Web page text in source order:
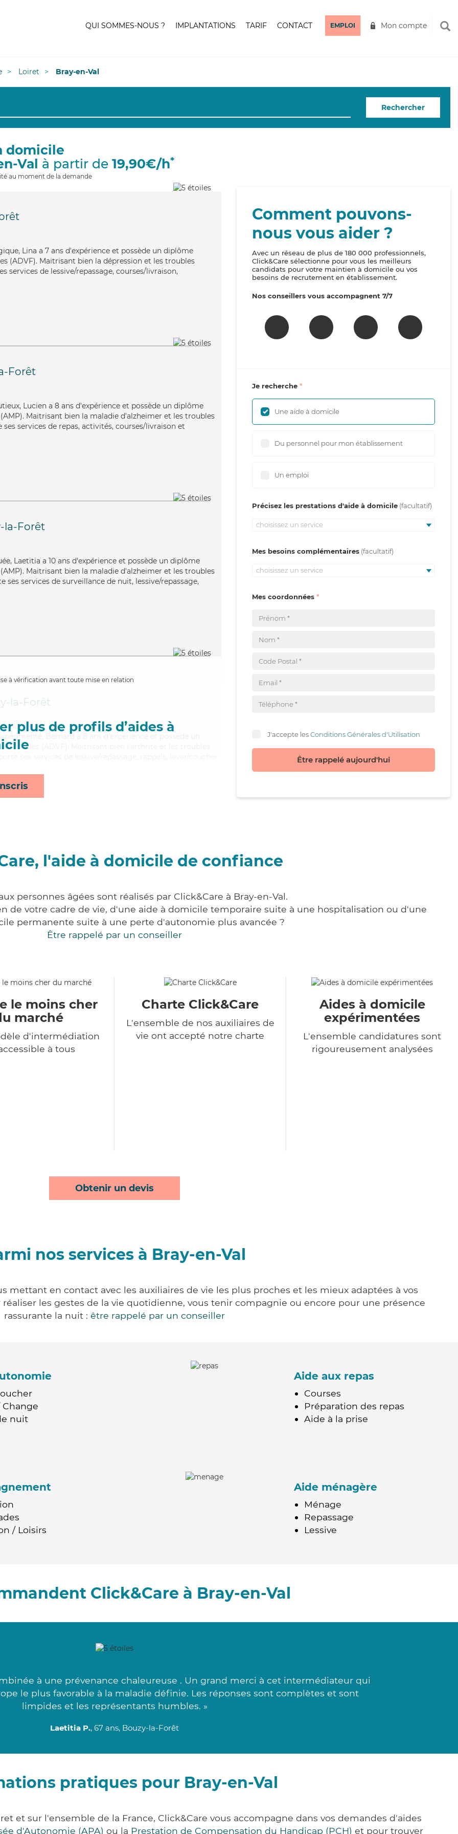
QUI SOMMES-NOUS ? IMPLANTATIONS TARIF CONTACT EMPLOI Mon compte
Loiret Bray-en-Val
Rechercher
domicile
Val à partir de 19,90€/h*
au moment de la demande
Lina a 7 ans d'expérience et possède un diplôme
(ADVF). Maitrisant bien la dépression et les troubles
services de lessive/repassage, courses/livraison,
Forêt
Lucien a 8 ans d'expérience et possède un diplôme
Maitrisant bien la maladie d'alzheimer et les troubles
services de repas, activités, courses/livraison et
la-Forêt
Laetitia a 10 ans d'expérience et possède un diplôme
Maitrisant bien la maladie d'alzheimer et les troubles
ses services de surveillance de nuit, lessive/repassage,
à vérification avant toute mise en relation
plus de profils d’aides à
la-Forêt
Bernard a 8 ans d'expérience et possède un
Familles (ADVF). Maitrisant bien l'arthrite et les troubles
Comment pouvons-
nous vous aider ?
Avec un réseau de plus de 180 000 professionnels,
Click&Care sélectionne pour vous les meilleurs
candidats pour votre maintien à domicile ou vos
besoins de recrutement en établissement.
Nos conseillers vous accompagnent 7/7
Je recherche
Une aide à domicile
Du personnel pour mon établissement
Un emploi
Précisez les prestations d'aide à domicile
choisissez un service
Mes besoins complémentaires
choisissez un service
Mes coordonnées
J'accepte lesConditions Générales d'Utilisation
Être rappelé aujourd'hui
l'aide à domicile de confiance
personnes âgées sont réalisés par Click&Care à Bray-en-Val.
de votre cadre de vie, d'une aide à domicile temporaire suite à une hospitalisation ou d'une
permanente suite à une perte d'autonomie plus avancée ?
Être rappelé par un conseiller
le moins cher
marché
d'intermédiation
à tous
Charte Click&Care
L'ensemble de nos auxiliaires de
vie ont accepté notre charte
Aides à domicile
expérimentées
L'ensemble candidatures sont
rigoureusement analysées
Obtenir un devis
nos services à Bray-en-Val
mettant en contact avec les auxiliaires de vie les plus proches et les mieux adaptées à vos
les gestes de la vie quotidienne, vous tenir compagnie ou encore pour une présence
rassurante la nuit : être rappelé par un conseiller
nuit
Aide aux repas
Courses
Préparation des repas
Aide à la prise
/ Loisirs
Aide ménagère
Ménage
Repassage
Lessive
Click&Care à Bray-en-Val
à une prévenance chaleureuse . Un grand merci à cet intermédiateur qui
le plus favorable à la maladie définie. Les réponses sont complètes et sont
limpides et les représentants humbles. »
Laetitia P., 67 ans, Bouzy-la-Forêt
pratiques pour Bray-en-Val
et sur l'ensemble de la France, Click&Care vous accompagne dans vos demandes d'aides
d'Autonomie (APA) ou la Prestation de Compensation du Handicap (PCH) et pour trouver